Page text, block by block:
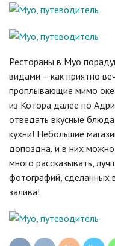
Рестораны в Муо
видами – как приятно
проплывающие мимо
из Котора далее по
отведать вкусные
кухни! Небольшие
допоздна, и в них
много рассказывать,
фотографий, сделанных
залива!